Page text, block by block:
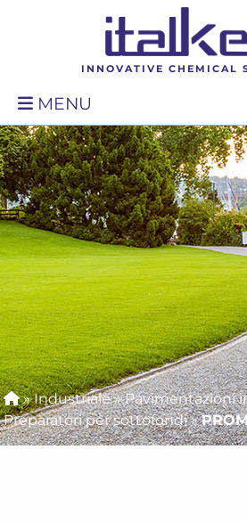
INNOVATIVE CHEMICAL
MENU
»Industriale»Pavimentazioni
Preparatori per sottofondi»